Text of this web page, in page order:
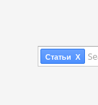
Статьи X